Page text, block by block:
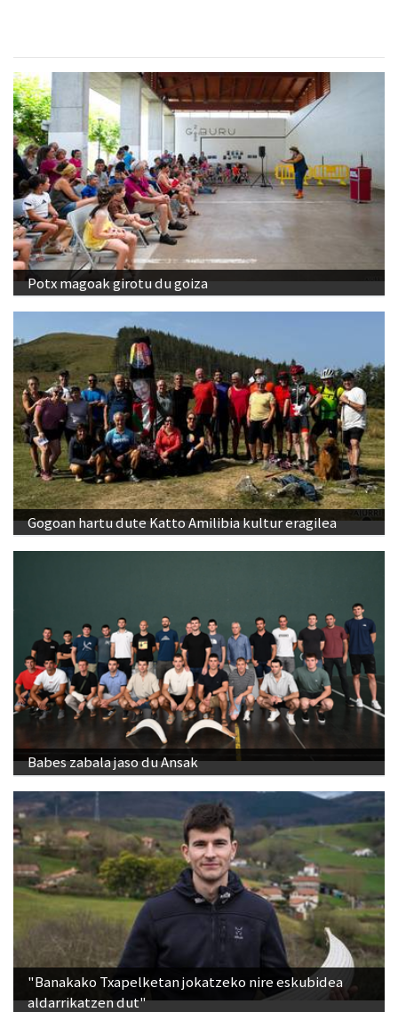
Potx magoak girotu du goiza
Gogoan hartu dute Katto Amilibia kultur eragilea
Babes zabala jaso du Ansak
"Banakako Txapelketan jokatzeko nire eskubidea
aldarrikatzen dut"